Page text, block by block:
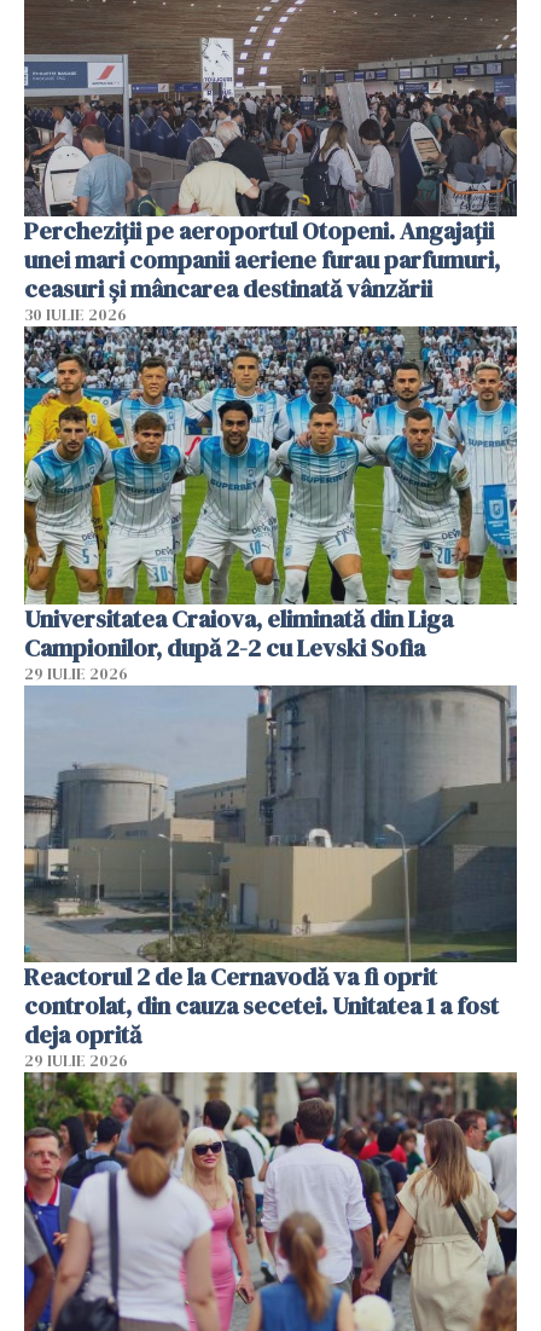
Percheziții pe aeroportul Otopeni. Angajații
unei mari companii aeriene furau parfumuri,
ceasuri și mâncarea destinată vânzării
30 IULIE 2026
Universitatea Craiova, eliminată din Liga
Campionilor, după 2-2 cu Levski Sofia
29 IULIE 2026
Reactorul 2 de la Cernavodă va fi oprit
controlat, din cauza secetei. Unitatea 1 a fost
deja oprită
29 IULIE 2026